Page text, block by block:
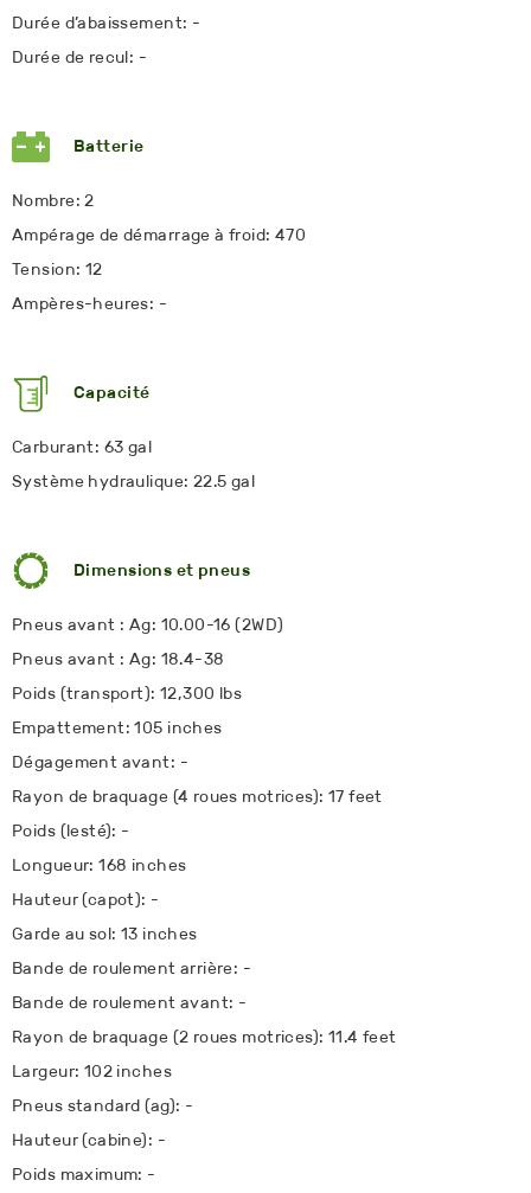
Durée d’abaissement: -
Durée de recul: -
Batterie
Nombre: 2
Ampérage de démarrage à froid: 470
Tension: 12
Ampères-heures: -
Capacité
Carburant: 63 gal
Système hydraulique: 22.5 gal
Dimensions et pneus
Pneus avant : Ag: 10.00-16 (2WD)
Pneus avant : Ag: 18.4-38
Poids (transport): 12,300 lbs
Empattement: 105 inches
Dégagement avant: -
Rayon de braquage (4 roues motrices): 17 feet
Poids (lesté): -
Longueur: 168 inches
Hauteur (capot): -
Garde au sol: 13 inches
Bande de roulement arrière: -
Bande de roulement avant: -
Rayon de braquage (2 roues motrices): 11.4 feet
Largeur: 102 inches
Pneus standard (ag): -
Hauteur (cabine): -
Poids maximum: -